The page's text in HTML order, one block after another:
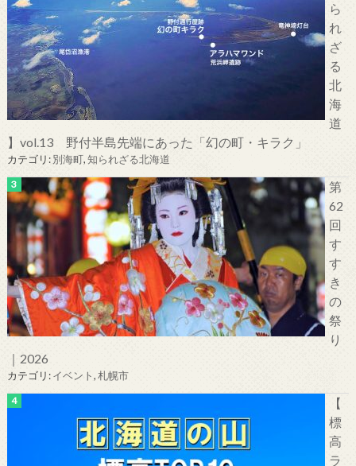
ら
れ
ざ
る
北
海
道
】vol.13 野付半島先端にあった「幻の町・キラク」
カテゴリ:別海町,知られざる北海道
第
62
回
す
す
き
の
祭
り
｜2026
カテゴリ:イベント,札幌市
【
標
高
ラ